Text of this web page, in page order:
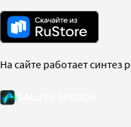
На сайте работает синтез